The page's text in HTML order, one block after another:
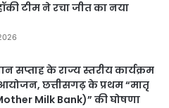
टीम ने रचा जीत का नया
सप्ताह के राज्य स्तरीय कार्यक्रम
छत्तीसगढ़ के प्रथम “मातृ
Milk Bank)” की घोषणा